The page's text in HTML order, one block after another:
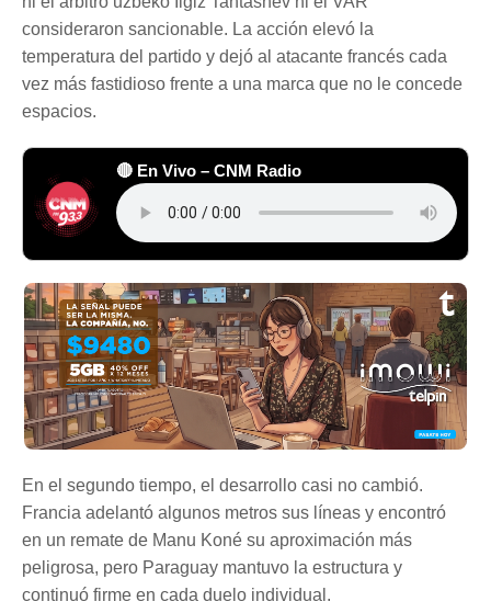
consideraron sancionable. La acción elevó la
temperatura del partido y dejó al atacante francés cada
vez más fastidioso frente a una marca que no le concede
espacios.
🔴 En Vivo – CNM Radio
En el segundo tiempo, el desarrollo casi no cambió.
Francia adelantó algunos metros sus líneas y encontró
en un remate de Manu Koné su aproximación más
peligrosa, pero Paraguay mantuvo la estructura y
continuó firme en cada duelo individual.